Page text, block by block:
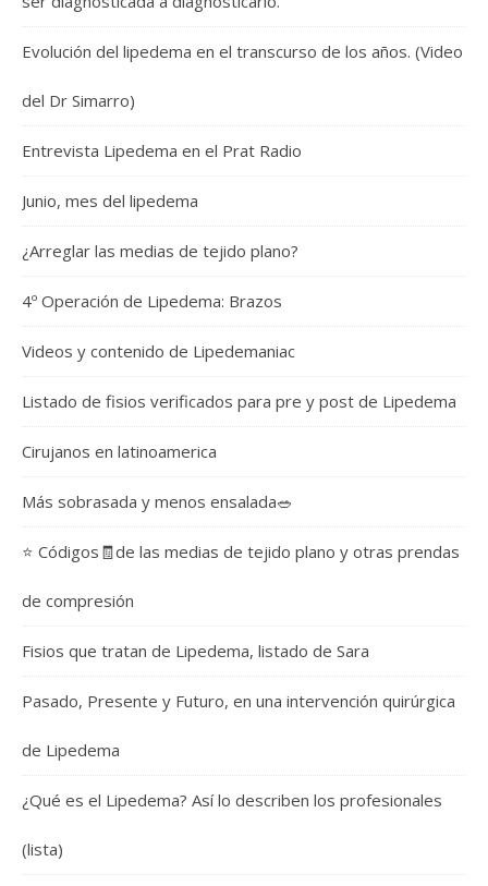
Evolución del lipedema en el transcurso de los años. (Video
del Dr Simarro)
Entrevista Lipedema en el Prat Radio
Junio, mes del lipedema
¿Arreglar las medias de tejido plano?
4º Operación de Lipedema: Brazos
Videos y contenido de Lipedemaniac
Listado de fisios verificados para pre y post de Lipedema
Cirujanos en latinoamerica
Más sobrasada y menos ensalada🥗
⭐️ Códigos🧾de las medias de tejido plano y otras prendas
de compresión
Fisios que tratan de Lipedema, listado de Sara
Pasado, Presente y Futuro, en una intervención quirúrgica
de Lipedema
¿Qué es el Lipedema? Así lo describen los profesionales
(lista)